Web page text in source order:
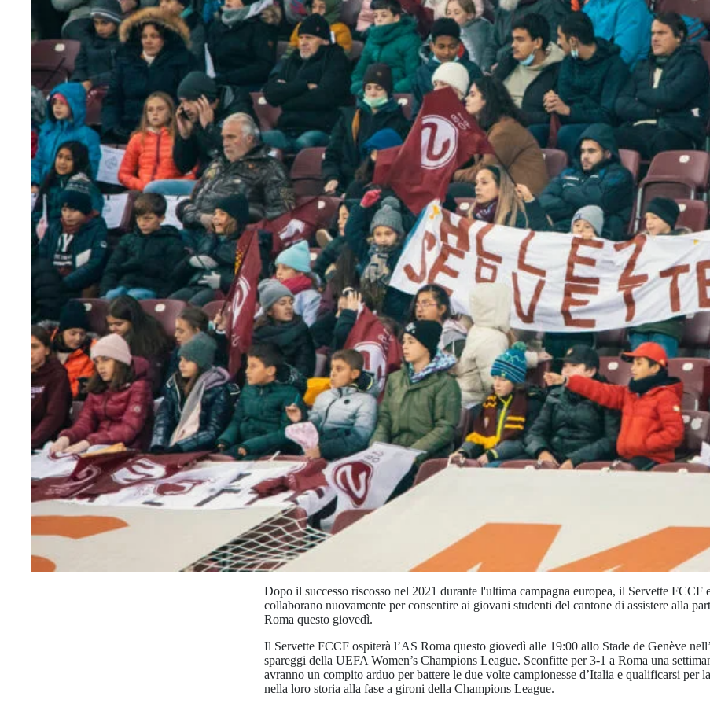
Dopo il successo riscosso nel 2021 durante l'ultima campagna europea, il Servette FCCF
collaborano nuovamente per consentire ai giovani studenti del cantone di assistere alla
Roma questo giovedì.
Il Servette FCCF ospiterà l’AS Roma questo giovedì alle 19:00 allo Stade de Genève
spareggi della UEFA Women’s Champions League. Sconfitte per 3-1 a Roma una
avranno un compito arduo per battere le due volte campionesse d’Italia e qualificarsi per
nella loro storia alla fase a gironi della Champions League.